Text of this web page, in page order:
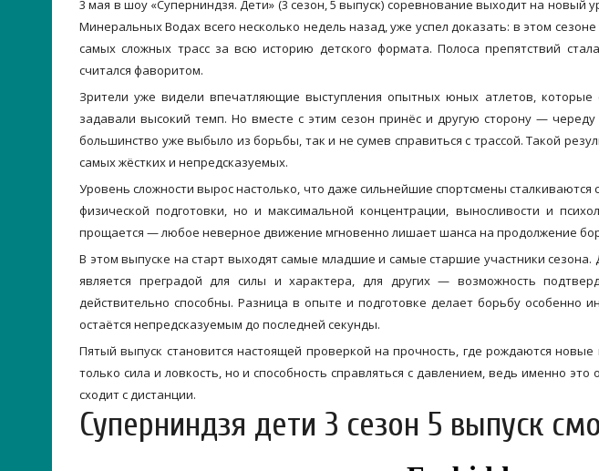
3 мая в шоу «Суперниндзя. Дети» (3 сезон, 5 выпуск) соревнование выходит на новый
Минеральных Водах всего несколько недель назад, уже успел доказать: в этом
самых сложных трасс за всю историю детского формата. Полоса препятствий
считался фаворитом.
Зрители уже видели впечатляющие выступления опытных юных атлетов, которые
задавали высокий темп. Но вместе с этим сезон принёс и другую сторону —
большинство уже выбыло из борьбы, так и не сумев справиться с трассой. Такой
самых жёстких и непредсказуемых.
Уровень сложности вырос настолько, что даже сильнейшие спортсмены
физической подготовки, но и максимальной концентрации, выносливости и
прощается — любое неверное движение мгновенно лишает шанса на продолжение
В этом выпуске на старт выходят самые младшие и самые старшие участники сезона.
является преградой для силы и характера, для других — возможность
действительно способны. Разница в опыте и подготовке делает борьбу особенно
остаётся непредсказуемым до последней секунды.
Пятый выпуск становится настоящей проверкой на прочность, где рождаются
только сила и ловкость, но и способность справляться с давлением, ведь именно
сходит с дистанции.
Суперниндзя дети 3 сезон 5 выпуск